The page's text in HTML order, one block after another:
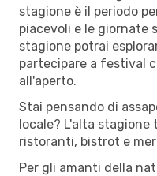
stagione è il periodo
piacevoli e le giornate
stagione potrai
partecipare a festival
all'aperto.
Stai pensando di
locale? L'alta
ristoranti, bistrot e
Per gli amanti della